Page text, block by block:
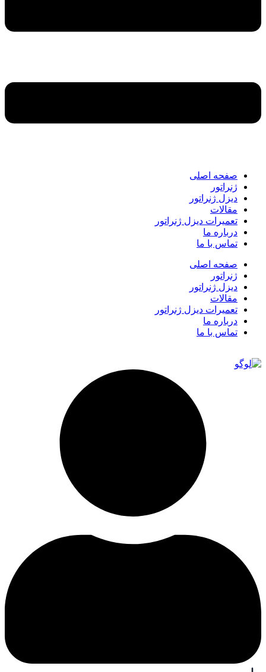
صفحه اصلی
ژنراتور
دیزل ژنراتور
مقالات
تعمیرات دیزل ژنراتور
درباره ما
تماس با ما
صفحه اصلی
ژنراتور
دیزل ژنراتور
مقالات
تعمیرات دیزل ژنراتور
درباره ما
تماس با ما